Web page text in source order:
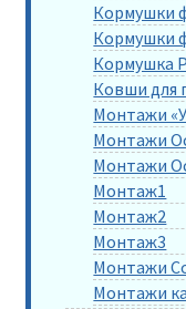
Кормушки
Кормушки
Кормушка
Ковши для
Монтажи
Монтажи
Монтажи
Монтаж1
Монтаж2
Монтаж3
Монтажи
Монтажи